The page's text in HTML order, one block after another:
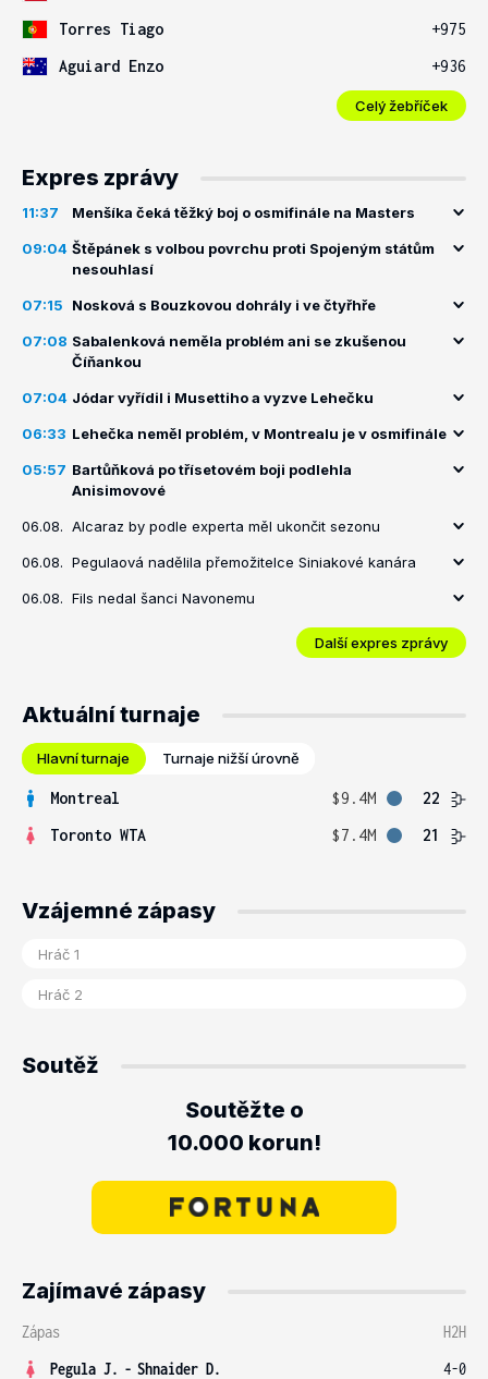
Torres Tiago
+975
Aguiard Enzo
+936
Celý žebříček
Expres zprávy
11:37 Menšíka čeká těžký boj o osmifinále na Masters
09:04 Štěpánek s volbou povrchu proti Spojeným státům
nesouhlasí
07:15 Nosková s Bouzkovou dohrály i ve čtyřhře
07:08 Sabalenková neměla problém ani se zkušenou
Číňankou
07:04 Jódar vyřídil i Musettiho a vyzve Lehečku
06:33 Lehečka neměl problém, v Montrealu je v osmifinále
05:57 Bartůňková po třísetovém boji podlehla
Anisimovové
06.08. Alcaraz by podle experta měl ukončit sezonu
06.08. Pegulaová nadělila přemožitelce Siniakové kanára
06.08. Fils nedal šanci Navonemu
Další expres zprávy
Aktuální turnaje
Hlavní turnaje Turnaje nižší úrovně
Montreal $9.4M
22
Toronto WTA
$7.4M 21
Vzájemné zápasy
Soutěž
Soutěžte o
10.000 korun!
Zajímavé zápasy
Zápas
H2H
Pegula J. - Shnaider D.
4-0